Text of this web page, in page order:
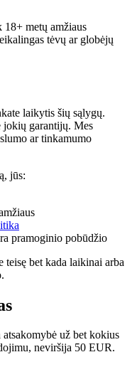
18+ metų amžiaus
tėvų ar globėjų
laikytis šių sąlygų.
jokių garantijų. Mes
ar tinkamumo
jūs:
pramoginio pobūdžio
teisę bet kada laikinai arba
atsakomybė už bet kokius
neviršija 50 EUR.